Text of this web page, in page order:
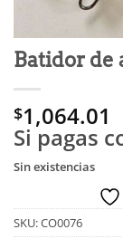
Batidor de
$1,064.01
Si pagas
Sin existencias
SKU:CO0076